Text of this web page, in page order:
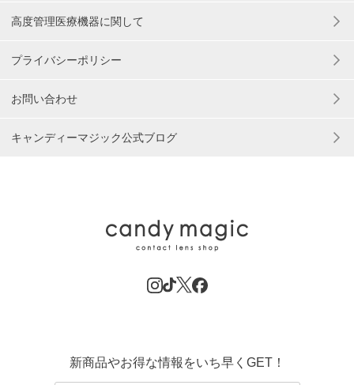
高度管理医療機器に関して
プライバシーポリシー
お問い合わせ
キャンディーマジック公式ブログ
新商品やお得な情報をいち早くGET！